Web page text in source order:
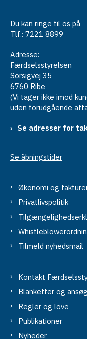
Du kan ringe til os på
Tlf.: 7221 8899
Adresse:
Færdselsstyrelsen
Sorsigvej 35
6760 Ribe
(Vi tager ikke imod
uden forudgående
Se adresser for
Se åbningstider
Økonomi og
Privatlivspolitik
Tilmeld nyhedsmail
Kontakt
Blanketter og
Regler og love
Publikationer
Nyheder